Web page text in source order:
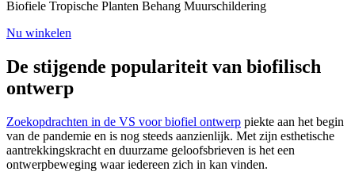
Biofiele Tropische Planten Behang Muurschildering
Nu winkelen
De stijgende populariteit van biofilisch
ontwerp
Zoekopdrachten in de VS voor biofiel ontwerp piekte aan het begin
van de pandemie en is nog steeds aanzienlijk. Met zijn esthetische
aantrekkingskracht en duurzame geloofsbrieven is het een
ontwerpbeweging waar iedereen zich in kan vinden.